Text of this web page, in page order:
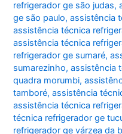
refrigerador ge são judas,
ge são paulo,assistência
assistência técnica
assistência técnica
refrigerador ge sumaré,
sumarezinho,assistência
quadra morumbi,
tamboré,assistência
assistência técnica
técnica refrigerador ge
refrigerador ge várzea da